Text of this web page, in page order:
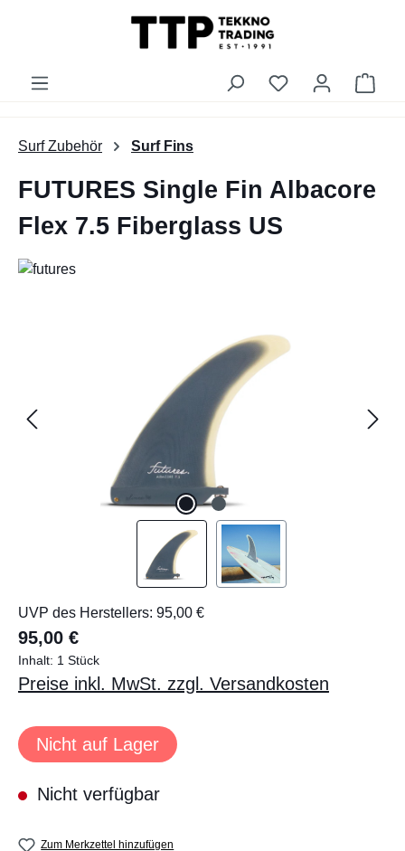
Du hast 0
Surf Zubehör Surf Fins
FUTURES Single Fin Albacore
Flex 7.5 Fiberglass US
UVP des Herstellers: 95,00 €
95,00 €
Inhalt: 1 Stück
Preise inkl. MwSt. zzgl. Versandkosten
Nicht auf Lager
Nicht verfügbar
Zum Merkzettel hinzufügen